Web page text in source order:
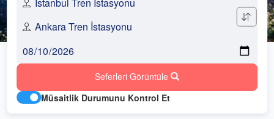
Seferleri Görüntüle
Müsaitlik Durumunu Kontrol Et